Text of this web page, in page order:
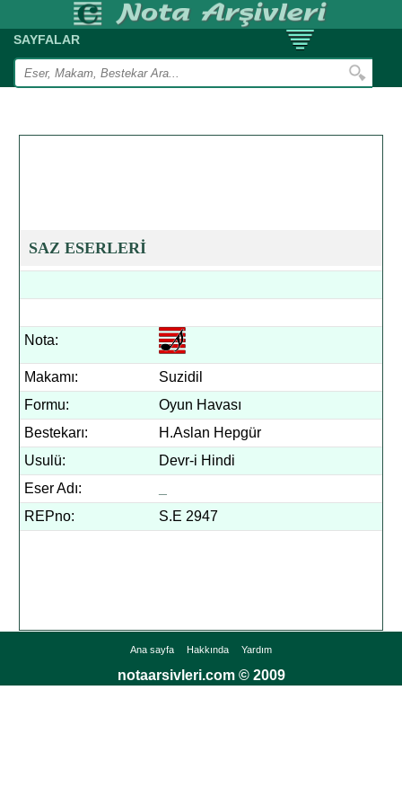
SAYFALAR
SAZ ESERLERİ
Nota:
Makamı:
Suzidil
Formu:
Oyun Havası
Bestekarı:
H.Aslan Hepgür
Usulü:
Devr-i Hindi
Eser Adı:
REPno:
S.E 2947
Ana sayfa Hakkında Yardım
notaarsivleri.com © 2009